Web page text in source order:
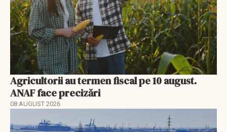
Agricultorii au termen fiscal pe 10 august.
ANAF face precizări
08 AUGUST 2026